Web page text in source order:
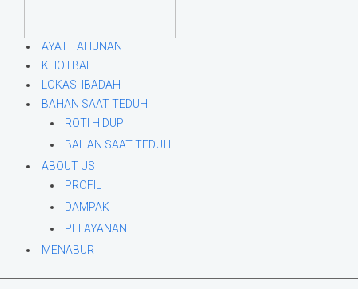
AYAT TAHUNAN
KHOTBAH
LOKASI IBADAH
BAHAN SAAT TEDUH
ROTI HIDUP
BAHAN SAAT TEDUH
ABOUT US
PROFIL
DAMPAK
PELAYANAN
MENABUR